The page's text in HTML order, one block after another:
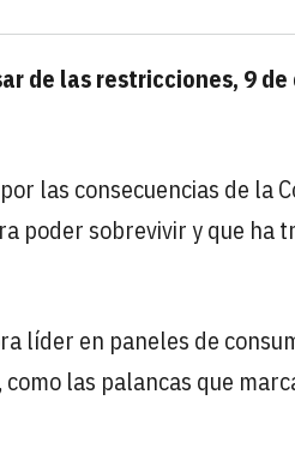
de las restricciones, 9 de
las consecuencias de la
poder sobrevivir y que ha
líder en paneles de
las palancas que